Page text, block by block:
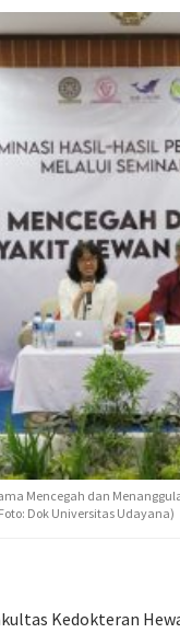
Mencegah dan
Dok Universitas Udayana)
Kedokteran